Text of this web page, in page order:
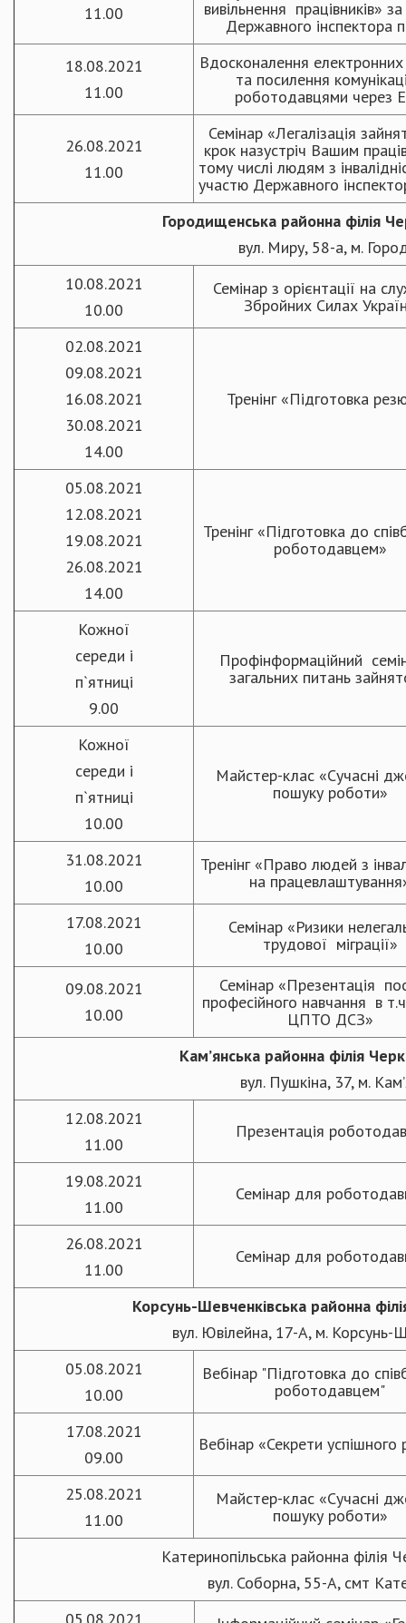
11.00
вивільнення працівників»
Державного інспектора
18.08.2021
11.00
Вдосконалення електронних
та посилення
роботодавцями через
26.08.2021
11.00
Семінар «Легалізація
крок назустріч Вашим
тому числі людям з
участю Державного
Городищенська районна філія
вул. Миру, 58-а, м.
10.08.2021
10.00
Семінар з орієнтації на
Збройних Силах
02.08.2021
09.08.2021
16.08.2021
30.08.2021
14.00
Тренінг «Підготовка
05.08.2021
12.08.2021
19.08.2021
26.08.2021
14.00
Тренінг «Підготовка до
роботодавцем»
Кожної
середи і
п`ятниці
9.00
Профінформаційний
загальних питань
Кожної
середи і
п`ятниці
10.00
Майстер-клас «Сучасні
пошуку роботи»
31.08.2021
10.00
Тренінг «Право людей з
на
17.08.2021
10.00
Семінар «Ризики
трудової міграції»
09.08.2021
10.00
Семінар «Презентація
професійного навчання в
ЦПТО ДСЗ»
Кам’янська районна філія
вул. Пушкіна, 37, м.
12.08.2021
11.00
Презентація
19.08.2021
11.00
Семінар для
26.08.2021
11.00
Семінар для
Корсунь-Шевченківська районна
вул. Ювілейна, 17-А, м. Корсунь-
05.08.2021
10.00
Вебінар "Підготовка до
роботодавцем"
17.08.2021
09.00
Вебінар «Секрети успішного
25.08.2021
11.00
Майстер-клас «Сучасні
пошуку роботи»
Катеринопільська районна філія
вул. Соборна, 55-А, смт